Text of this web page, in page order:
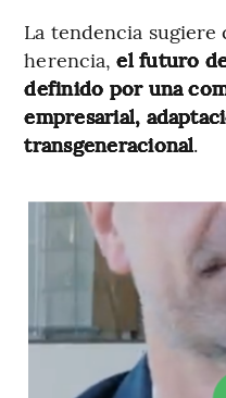
La tendencia sugiere
herencia,el futuro
definido por una
empresarial,
transgeneracional.